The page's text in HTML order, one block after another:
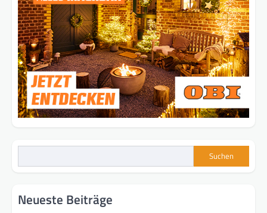
Suchen
Neueste Beiträge